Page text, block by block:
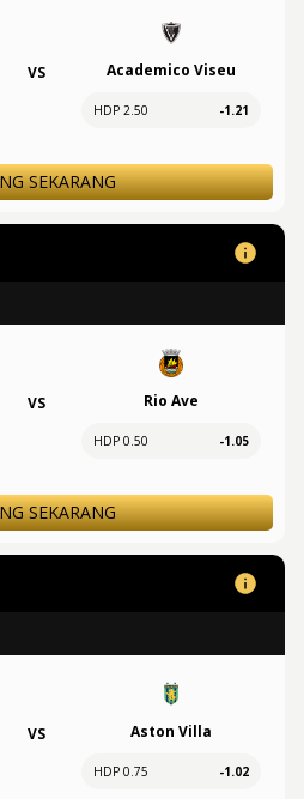
VS Academico Viseu
HDP 2.50 -1.21
SEKARANG
VS Rio Ave
HDP 0.50 -1.05
SEKARANG
VS Aston Villa
HDP 0.75 -1.02